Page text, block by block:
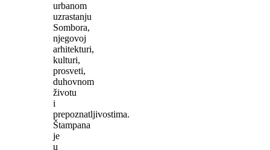
urbanom
uzrastanju
Sombora,
njegovoj
arhitekturi,
kulturi,
prosveti,
duhovnom
životu
i
prepoznatljivostima.
Štampana
je
u